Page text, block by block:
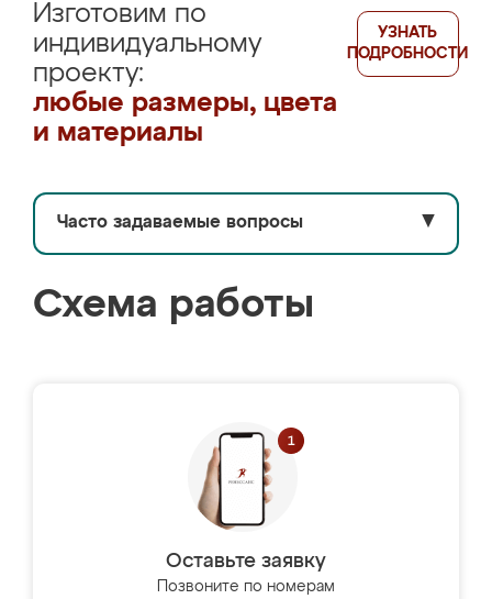
Изготовим по
индивидуальному
проекту:
любые размеры, цвета
и материалы
УЗНАТЬ
ПОДРОБНОСТИ
Часто задаваемые вопросы ▼
Схема работы
Оставьте заявку
Позвоните по номерам